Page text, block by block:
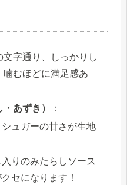
文字通り、しっかりし
むほどに満足感あ
あずき）
：
ュガーの甘さが生地
りのみたらしソース
セになります！